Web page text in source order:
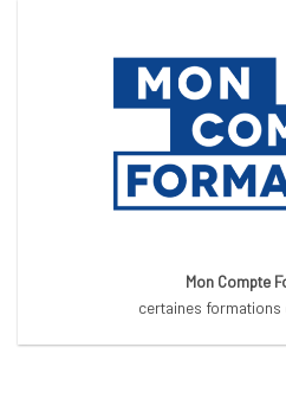
Mon Compte
certaines formations